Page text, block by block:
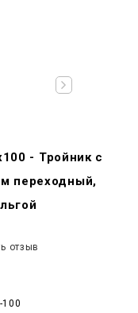
- Тройник c
переходный,
отзыв
100